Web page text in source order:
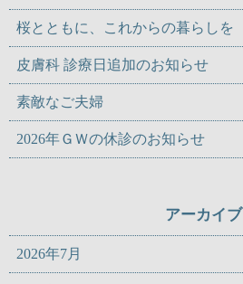
桜とともに、これからの暮らしを
皮膚科 診療日追加のお知らせ
素敵なご夫婦
2026年ＧＷの休診のお知らせ
アーカイブ
2026年7月